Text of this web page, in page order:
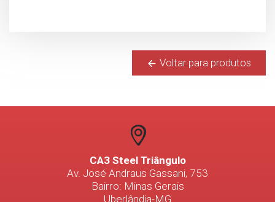
Voltar para produtos
CA3 Steel Triângulo
Av. José Andraus Gassani, 753
Bairro: Minas Gerais
Uberlândia-MG